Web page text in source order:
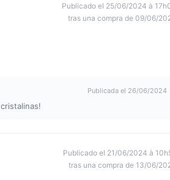
Publicado el 25/06/2024 à
tras una compra de 09/06/
Publicada el 26/06/2024
Publicado el 21/06/2024 à
tras una compra de 13/06/